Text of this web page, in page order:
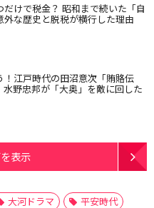
だけで税金？ 昭和まで続いた「自
外な歴史と脱税が横行した理由
！江戸時代の田沼意次「賄賂伝
水野忠邦が「大奥」を敵に回した
表示
大河ドラマ
平安時代